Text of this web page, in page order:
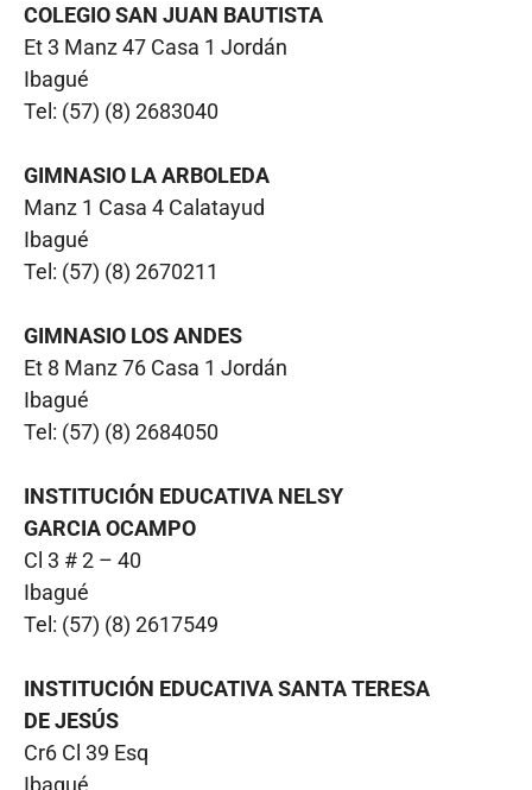
COLEGIO SAN JUAN BAUTISTA
Et 3 Manz 47 Casa 1 Jordán
Ibagué
Tel: (57) (8) 2683040
GIMNASIO LA ARBOLEDA
Manz 1 Casa 4 Calatayud
Ibagué
Tel: (57) (8) 2670211
GIMNASIO LOS ANDES
Et 8 Manz 76 Casa 1 Jordán
Ibagué
Tel: (57) (8) 2684050
INSTITUCIÓN EDUCATIVA NELSY
GARCIA OCAMPO
Cl 3 # 2 – 40
Ibagué
Tel: (57) (8) 2617549
INSTITUCIÓN EDUCATIVA SANTA TERESA
DE JESÚS
Cr6 Cl 39 Esq
Ibagué